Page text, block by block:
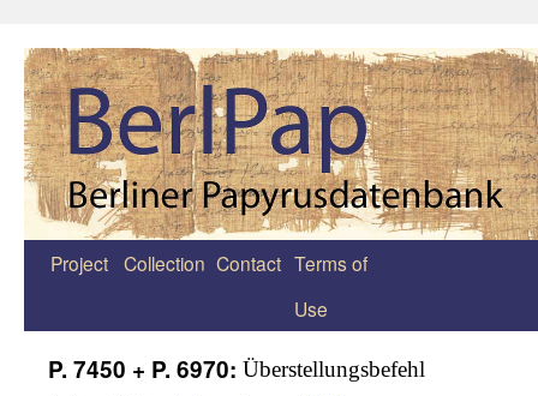
Zum
Project Collection Contact Terms of
Use
P. 7450 + P. 6970: Überstellungsbefehl